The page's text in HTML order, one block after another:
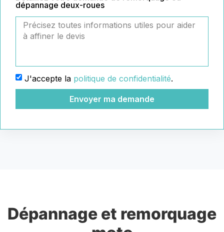
dépannage deux-roues
J'accepte la politique de confidentialité.
Envoyer ma demande
Dépannage et remorquage